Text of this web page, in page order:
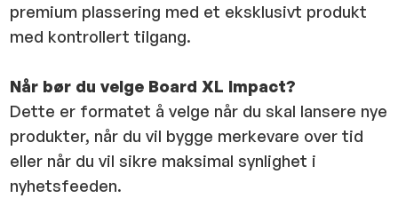
premium plassering med et eksklusivt produkt
med kontrollert tilgang.
Når bør du velge Board XL Impact?
Dette er formatet å velge når du skal lansere nye
produkter, når du vil bygge merkevare over tid
eller når du vil sikre maksimal synlighet i
nyhetsfeeden.